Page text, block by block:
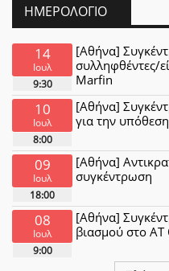
ΗΜΕΡΟΛΌΓΙΟ
14
Ιουλ
9:30
[Αθήνα]
συλληφθέντες/
Marfin
10
Ιουλ
8:00
[Αθήνα]
για την
09
Ιουλ
18:00
[Αθήνα]
συγκέντρωση
08
Ιουλ
9:00
[Αθήνα]
βιασμού στο ΑΤ